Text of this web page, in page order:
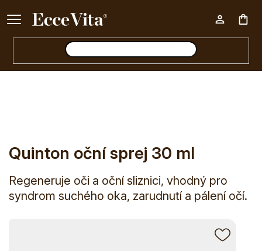
Ke každému nákupu nad 500 Kč dárek zdarma 📦
E-shop Quinton oční sprej 30 ml
Quinton oční sprej 30 ml
Regeneruje oči a oční sliznici, vhodný pro
syndrom suchého oka, zarudnutí a pálení očí.